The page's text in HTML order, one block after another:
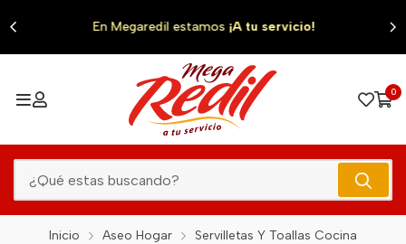
En Megaredil estamos ¡A tu servicio!
0
Inicio Aseo Hogar Servilletas Y Toallas Cocina